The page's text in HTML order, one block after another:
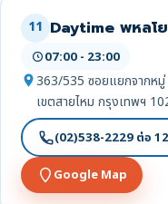
11 Daytime พหลโ
07:00 - 23:00
363/535 ซอยแยกจากห
เขตสายไหม กรุงเทพฯ
(02)538-2229 ต่อ
Google Map